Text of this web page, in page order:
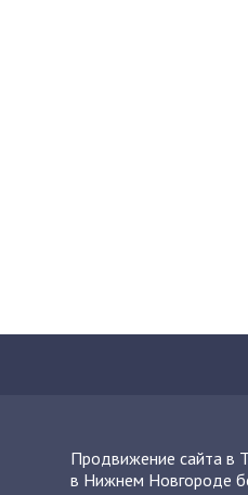
Продвижение сайта в
в Нижнем Новгороде